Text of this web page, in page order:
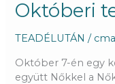
Októberi
TEADÉLUTÁN /
Október 7-én egy
együtt Nőkkel a